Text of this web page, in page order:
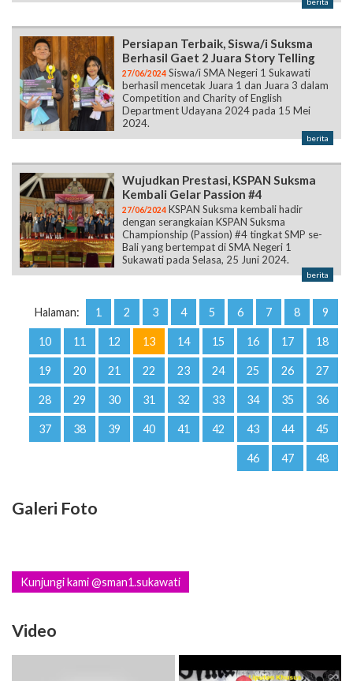
Berhasil Gaet 2 Juara Story Telling
berhasil mencetak Juara 1 dan Juara 3 dalam
Competition and Charity of English
Department Udayana 2024 pada 15 Mei
2024.
berita
Wujudkan Prestasi, KSPAN Suksma
Kembali Gelar Passion #4
dengan serangkaian KSPAN Suksma
Championship (Passion) #4 tingkat SMP se-
Bali yang bertempat di SMA Negeri 1
Sukawati pada Selasa, 25 Juni 2024.
Halaman: 1 2 3 4 5 6 7
19 20 22 23 24 27
28 29 30 31 32 33 34 35 36
37 38 39 40 41 42 43 44 45
46 47 48
Video